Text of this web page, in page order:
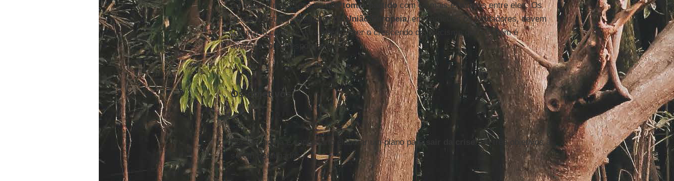
europeu: é mais sensatonão tomar partidocom os mais exaltados entre eles. Os
grandes Estados membros daUnião Europeia, em particular os fundadores, devem
retomar o controle para interromper o crescendo de belicismo que também é
aventureiro e irresponsável.
Os objetivos
Por fim, agora é necessário elaborar um plano para sair da crise
. Há três objetivos a
serem trabalhados: